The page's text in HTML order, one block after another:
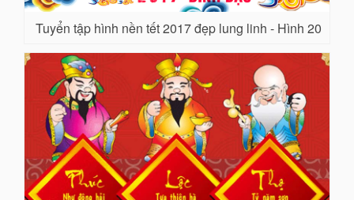
Tuyển tập hình nền tết 2017 đẹp lung linh - Hình 20